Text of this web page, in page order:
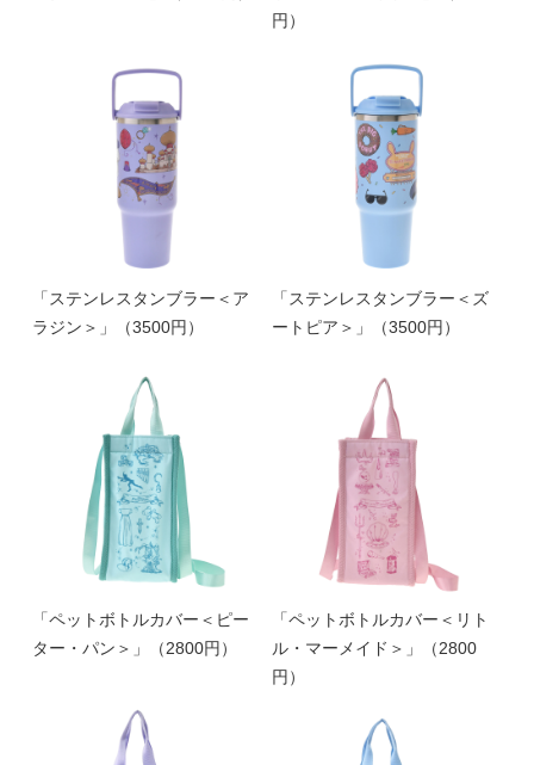
円）
「ステンレスタンブラー＜ア
ラジン＞」（3500円）
「ステンレスタンブラー＜ズ
ートピア＞」（3500円）
「ペットボトルカバー＜ピー
ター・パン＞」（2800円）
「ペットボトルカバー＜リト
ル・マーメイド＞」（2800
円）